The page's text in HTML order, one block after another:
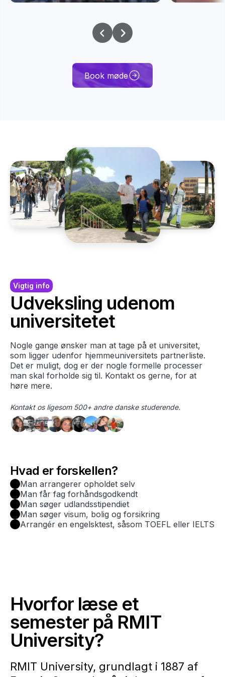
Book møde
Vigtig info
Udveksling udenom
universitetet
Nogle gange ønsker man at tage på et universitet,
som ligger udenfor hjemmeuniversitets partnerliste.
Det er muligt, dog er der nogle formelle processer
man skal forholde sig til. Kontakt os gerne, for at
høre mere.
Kontakt os ligesom 500+ andre danske studerende.
Hvad er forskellen?
Man arrangerer opholdet selv
Man får fag forhåndsgodkendt
Man søger udlandsstipendiet
Man søger visum, bolig og forsikring
Arrangér en engelsktest, såsom TOEFL eller IELTS
Hvorfor læse et
semester på RMIT
University?
RMIT University, grundlagt i 1887 af